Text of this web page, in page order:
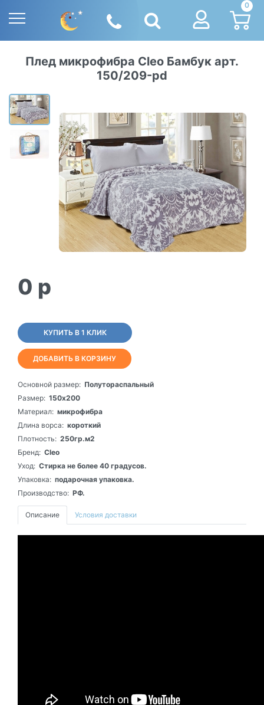
0
Плед микрофибра Cleo Бамбук арт.
150/209-pd
0 p
КУПИТЬ В 1 КЛИК
ДОБАВИТЬ В КОРЗИНУ
Основной размер: Полутораспальный
Размер: 150х200
Материал: микрофибра
Длина ворса: короткий
Плотность: 250гр.м2
Бренд: Cleo
Уход: Стирка не более 40 градусов.
Упаковка: подарочная упаковка.
Производство: РФ.
Описание Условия доставки